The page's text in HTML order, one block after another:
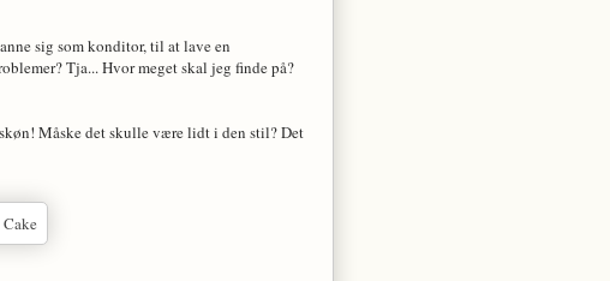
sig som konditor, til at lave en
Tja... Hvor meget skal jeg finde på?
Måske det skulle være lidt i den stil? Det